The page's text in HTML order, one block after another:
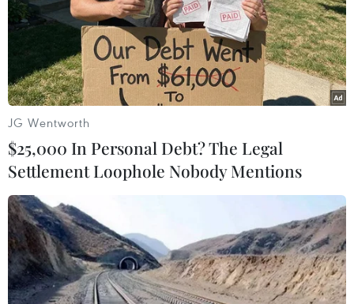
Quảng Trị: Tai nạn giao thông làm 3 học
sinh thương vong
01/12/2025 03:43
Tại KM 8+500 quốc lộ 9C, xe mô tô biển kiểm soát
86KA-4999 va chạm với xe mô tô biển kiểm soát 73A-
JG Wentworth
$25,000 In Personal Debt? The Legal
Settlement Loophole Nobody Mentions